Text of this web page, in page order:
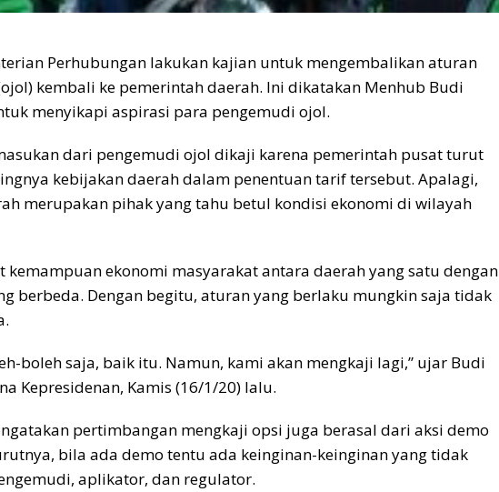
Perhubungan lakukan kajian untuk mengembalikan aturan
kembali ke pemerintah daerah. Ini dikatakan Menhub Budi
menyikapi aspirasi para pengemudi ojol.
dari pengemudi ojol dikaji karena pemerintah pusat turut
kebijakan daerah dalam penentuan tarif tersebut. Apalagi,
merupakan pihak yang tahu betul kondisi ekonomi di wilayah
kemampuan ekonomi masyarakat antara daerah yang satu dengan
berbeda. Dengan begitu, aturan yang berlaku mungkin saja tidak
boleh saja, baik itu. Namun, kami akan mengkaji lagi,” ujar Budi
Kepresidenan, Kamis (16/1/20) lalu.
pertimbangan mengkaji opsi juga berasal dari aksi demo
bila ada demo tentu ada keinginan-keinginan yang tidak
aplikator, dan regulator.